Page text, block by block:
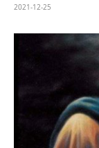
2021-12-25